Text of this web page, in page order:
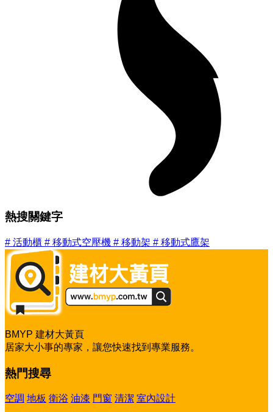
熱搜關鍵字
# 活動櫃 # 移動式空壓機 # 移動架 # 移動式鷹架
BMYP 建材大黃頁
居家大小事的專家，讓您快速找到專業服務。
熱門搜尋
空調 地板 衛浴 油漆 門窗 清潔 室內設計